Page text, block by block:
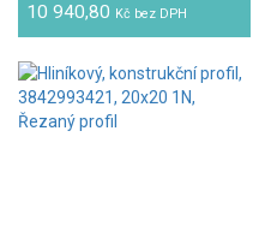
10 940,80 Kč bez DPH